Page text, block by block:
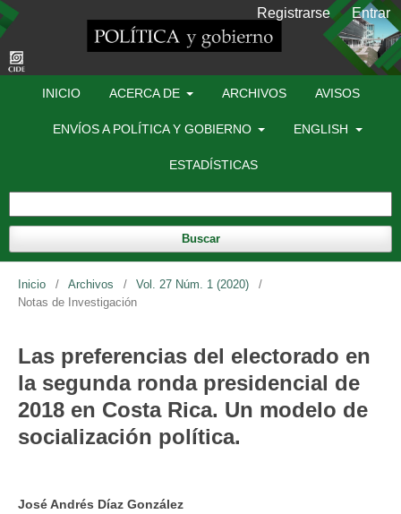
INICIO ACERCA DE ARCHIVOS AVISOS
ENVÍOS A POLÍTICA Y GOBIERNO ENGLISH
ESTADÍSTICAS
Buscar
Registrarse Entrar
Inicio / Archivos / Vol. 27 Núm. 1 (2020)
/
Notas de Investigación
Las preferencias del electorado en
la segunda ronda presidencial de
2018 en Costa Rica. Un modelo de
socialización política.
José Andrés Díaz González